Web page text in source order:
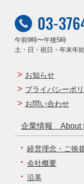
午前9時〜午後5時
土・日・祝日・年末年
お知らせ
プライバシーポ
お問い合わせ
企業情報 About
経営理念・ご挨
会社概要
沿革